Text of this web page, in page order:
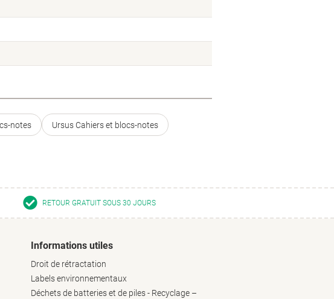
notes Ursus Cahiers et blocs-notes
RETOUR GRATUIT SOUS 30 JOURS
Informations utiles
Droit de rétractation
Labels environnementaux
Déchets de batteries et de piles - Recyclage –